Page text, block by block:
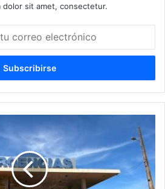
dolor sit amet, consectetur.